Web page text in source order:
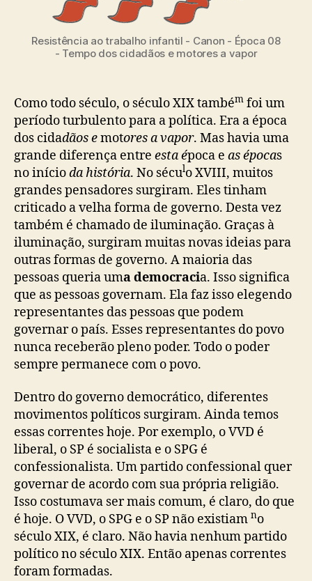
Resistência ao trabalho infantil - Canon - Época 08
- Tempo dos cidadãos e motores a vapor
Como todo século, o século XIX também foi um
período turbulento para a política. Era a época
dos cidadãos emotores a vapor. Mas havia uma
grande diferença entre esta época e as épocas
no inícioda história. No século XVIII, muitos
grandes pensadores surgiram. Eles tinham
criticado a velha forma de governo. Desta vez
também é chamado de iluminação. Graças à
iluminação, surgiram muitas novas ideias para
outras formas de governo. A maioria das
pessoas queria uma democracia. Isso significa
que as pessoas governam. Ela faz isso elegendo
representantes das pessoas que podem
governar o país. Esses representantes do povo
nunca receberão pleno poder. Todo o poder
sempre permanece com o povo.
Dentro do governo democrático, diferentes
movimentos políticos surgiram. Ainda temos
essas correntes hoje. Por exemplo, o VVD é
liberal, o SP é socialista e o SPG é
confessionalista. Um partido confessional quer
governar de acordo com sua própria religião.
Isso costumava ser mais comum, é claro, do que
é hoje. O VVD, o SPG e o SP não existiam no
século XIX, é claro. Não havia nenhum partido
político no séculoXIX. Então apenas correntes
foram formadas.